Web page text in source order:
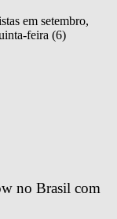
em setembro,
feira (6)
no Brasil com